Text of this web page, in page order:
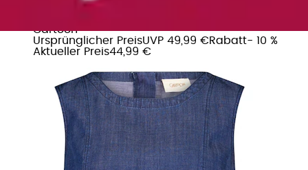
Cartoon
Ursprünglicher PreisUVP 49,99 €Rabatt- 10 %
Aktueller Preis44,99 €